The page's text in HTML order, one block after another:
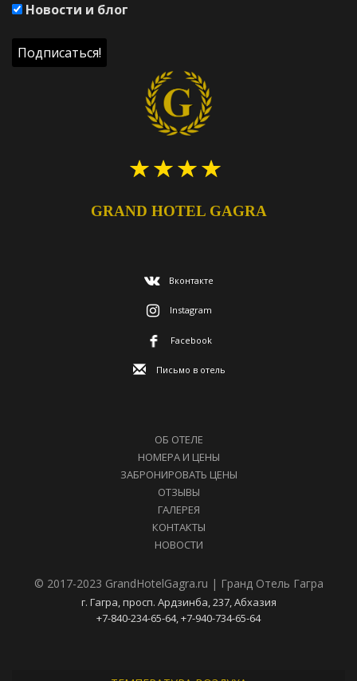
Новости и блог
GRAND HOTEL GAGRA
Вконтакте
Instagram
Facebook
Письмо в отель
ОБ ОТЕЛЕ
НОМЕРА И ЦЕНЫ
ЗАБРОНИРОВАТЬ ЦЕНЫ
ОТЗЫВЫ
ГАЛЕРЕЯ
КОНТАКТЫ
НОВОСТИ
© 2017-2023 GrandHotelGagra.ru | Гранд Отель Гагра
г. Гагра, просп. Ардзинба, 237, Абхазия
+7-840-234-65-64, +7-940-734-65-64